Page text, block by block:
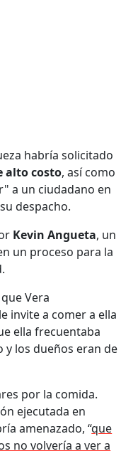
habría solicitado
alto costo, así como
a un ciudadano en
despacho.
Kevin Angueta, un
un proceso para la
Vera
invite a comer a ella
ella frecuentaba
y los dueños eran de
por la comida.
ejecutada en
amenazado, “que
no volvería a ver a